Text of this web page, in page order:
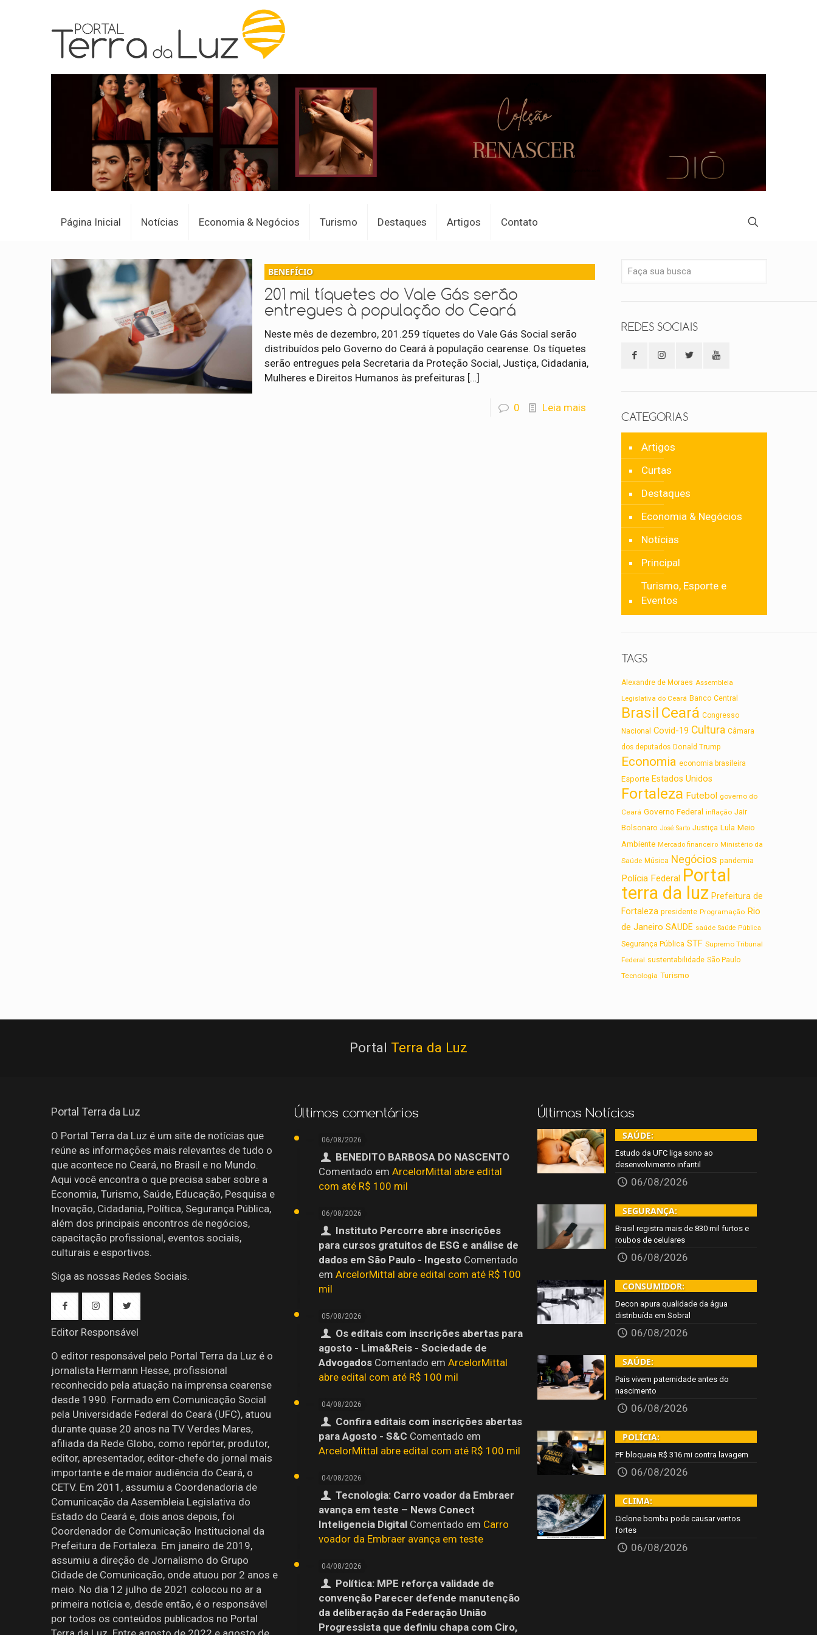
Página Inicial Notícias Economia & Negócios Turismo Destaques Artigos Contato
BENEFÍCIO
201 mil tíquetes do Vale Gás serão
entregues à população do Ceará
Neste mês de dezembro, 201.259 tíquetes do Vale Gás Social serão
distribuídos pelo Governo do Ceará à população cearense. Os tíquetes
serão entregues pela Secretaria da Proteção Social, Justiça, Cidadania,
Mulheres e Direitos Humanos às prefeituras […]
0 Leia mais
REDES SOCIAIS
CATEGORIAS
Artigos
Curtas
Destaques
Economia & Negócios
Notícias
Principal
Turismo, Esporte e
Eventos
TAGS
Alexandre de Moraes Assembleia
Legislativa do Ceará Banco Central
Brasil Ceará Congresso
Nacional
Covid-19 Cultura Câmara
dos deputados Donald Trump
Economia economia brasileira
Esporte Estados Unidos
Fortaleza Futebol governo do
Ceará Governo Federal inflação Jair
Bolsonaro José Sarto Justiça Lula Meio
Ambiente Mercado financeiro Ministério da
Saúde Música Negócios pandemia
Polícia Federal Portal
terra da luz Prefeitura de
Fortaleza presidente Programação Rio
de Janeiro SAUDE saúde Saúde Pública
Segurança Pública STF Supremo Tribunal
Federal sustentabilidade São Paulo
Tecnologia Turismo
Portal Terra da Luz
Portal Terra da Luz
O Portal Terra da Luz é um site de notícias que
reúne as informações mais relevantes de tudo o
que acontece no Ceará, no Brasil e no Mundo.
Aqui você encontra o que precisa saber sobre a
Economia, Turismo, Saúde, Educação, Pesquisa e
Inovação, Cidadania, Política, Segurança Pública,
além dos principais encontros de negócios,
capacitação profissional, eventos sociais,
culturais e esportivos.
Siga as nossas Redes Sociais.
Editor Responsável
O editor responsável pelo Portal Terra da Luz é o
jornalista Hermann Hesse, profissional
reconhecido pela atuação na imprensa cearense
desde 1990. Formado em Comunicação Social
pela Universidade Federal do Ceará (UFC), atuou
durante quase 20 anos na TV Verdes Mares,
afiliada da Rede Globo, como repórter, produtor,
editor, apresentador, editor-chefe do jornal mais
importante e de maior audiência do Ceará, o
CETV. Em 2011, assumiu a Coordenadoria de
Comunicação da Assembleia Legislativa do
Estado do Ceará e, dois anos depois, foi
Coordenador de Comunicação Institucional da
Prefeitura de Fortaleza. Em janeiro de 2019,
assumiu a direção de Jornalismo do Grupo
Cidade de Comunicação, onde atuou por 2 anos e
meio. No dia 12 julho de 2021 colocou no ar a
primeira notícia e, desde então, é o responsável
por todos os conteúdos publicados no Portal
Últimos comentários
06/08/2026
BENEDITO BARBOSA DO NASCENTO
Comentado em ArcelorMittal abre edital
com até R$ 100 mil
06/08/2026
Instituto Percorre abre inscrições
para cursos gratuitos de ESG e análise de
dados em São Paulo - IngestoComentado
em ArcelorMittal abre edital com até R$ 100
mil
05/08/2026
Os editais com inscrições abertas para
agosto - Lima&Reis - Sociedade de
AdvogadosComentado em ArcelorMittal
abre edital com até R$ 100 mil
04/08/2026
Confira editais com inscrições abertas
para Agosto - S&C Comentado em
ArcelorMittal abre edital com até R$ 100 mil
04/08/2026
Tecnologia: Carro voador da Embraer
avança em teste – News Conect
Inteligencia DigitalComentado em Carro
voador da Embraer avança em teste
04/08/2026
Política: MPE reforça validade de
convenção Parecer defende manutenção
da deliberação da Federação União
Progressista que definiu chapa com Ciro,
Últimas Notícias
SAÚDE:
Estudo da UFC liga sono ao
desenvolvimento infantil
06/08/2026
SEGURANÇA:
Brasil registra mais de 830 mil furtos e
roubos de celulares
06/08/2026
CONSUMIDOR:
Decon apura qualidade da água
distribuída em Sobral
06/08/2026
SAÚDE:
Pais vivem paternidade antes do
nascimento
06/08/2026
POLÍCIA:
PF bloqueia R$ 316 mi contra lavagem
06/08/2026
CLIMA:
Ciclone bomba pode causar ventos
fortes
06/08/2026